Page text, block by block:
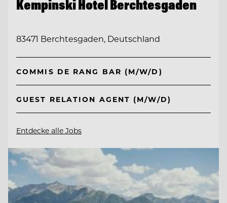
Kempinski Hotel Berchtesgaden
83471 Berchtesgaden, Deutschland
COMMIS DE RANG BAR (M/W/D)
GUEST RELATION AGENT (M/W/D)
Entdecke alle Jobs